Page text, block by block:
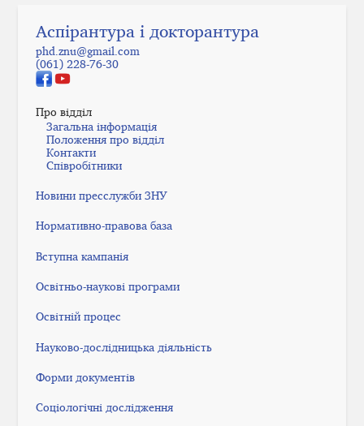
Аспірантура і докторантура
phd.znu@gmail.com
(061) 228-76-30
Про відділ
Загальна інформація
Положення про відділ
Контакти
Співробітники
Новини пресслужби ЗНУ
Нормативно-правова база
Вступна кампанія
Освітньо-наукові програми
Освітній процес
Науково-дослідницька діяльність
Форми документів
Соціологічні дослідження